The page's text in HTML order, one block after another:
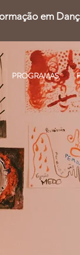
em
PROGRAMAS